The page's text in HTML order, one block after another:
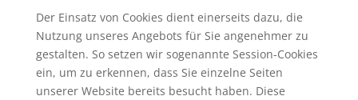
Der Einsatz von Cookies dient einerseits dazu, die
Nutzung unseres Angebots für Sie angenehmer zu
gestalten. So setzen wir sogenannte Session-Cookies
ein, um zu erkennen, dass Sie einzelne Seiten
unserer Website bereits besucht haben. Diese